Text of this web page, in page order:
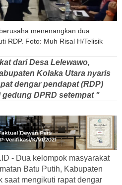
menenangkan dua
RDP. Foto: Muh Risal H/Telisik
dari Desa Lelewawo,
Kolaka Utara nyaris
dengar pendapat (RDP)
DPRD setempat "
- Dua kelompok masyarakat
Batu Putih, Kabupaten
saat mengikuti rapat dengar